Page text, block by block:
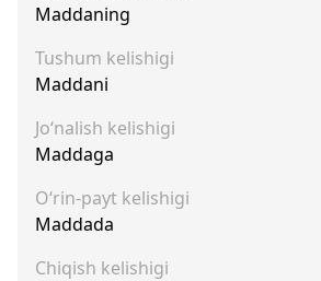
Maddaning
Tushum kelishigi
Maddani
Jo‘nalish kelishigi
Maddaga
O‘rin-payt kelishigi
Maddada
Chiqish kelishigi